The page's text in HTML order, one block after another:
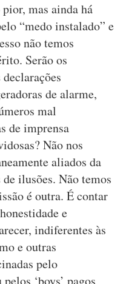
mas ainda há
“medo instalado” e
não temos
Serão os
de alarme,
mal
de imprensa
Não nos
aliados da
ilusões. Não temos
é outra. É contar
e
indiferentes às
e outras
pelo
‘boys’ pagos